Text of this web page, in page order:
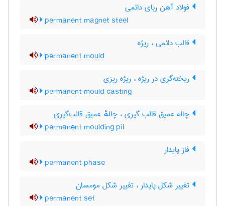
فولاد آهن ربای دائمی
permanent magnet steel
قالب دائمی ، ریژه
permanent mould
ریخته‌گری در ریژه ، ریژه ریزی
permanent mould casting
چاله عمیق قالب گیری ، چالهٔ عمیق قالب‌گیری
permanent moulding pit
فاز پایدار
permanent phase
تغییر شکل پایدار ، تغییر شکل مومسان
permanent set